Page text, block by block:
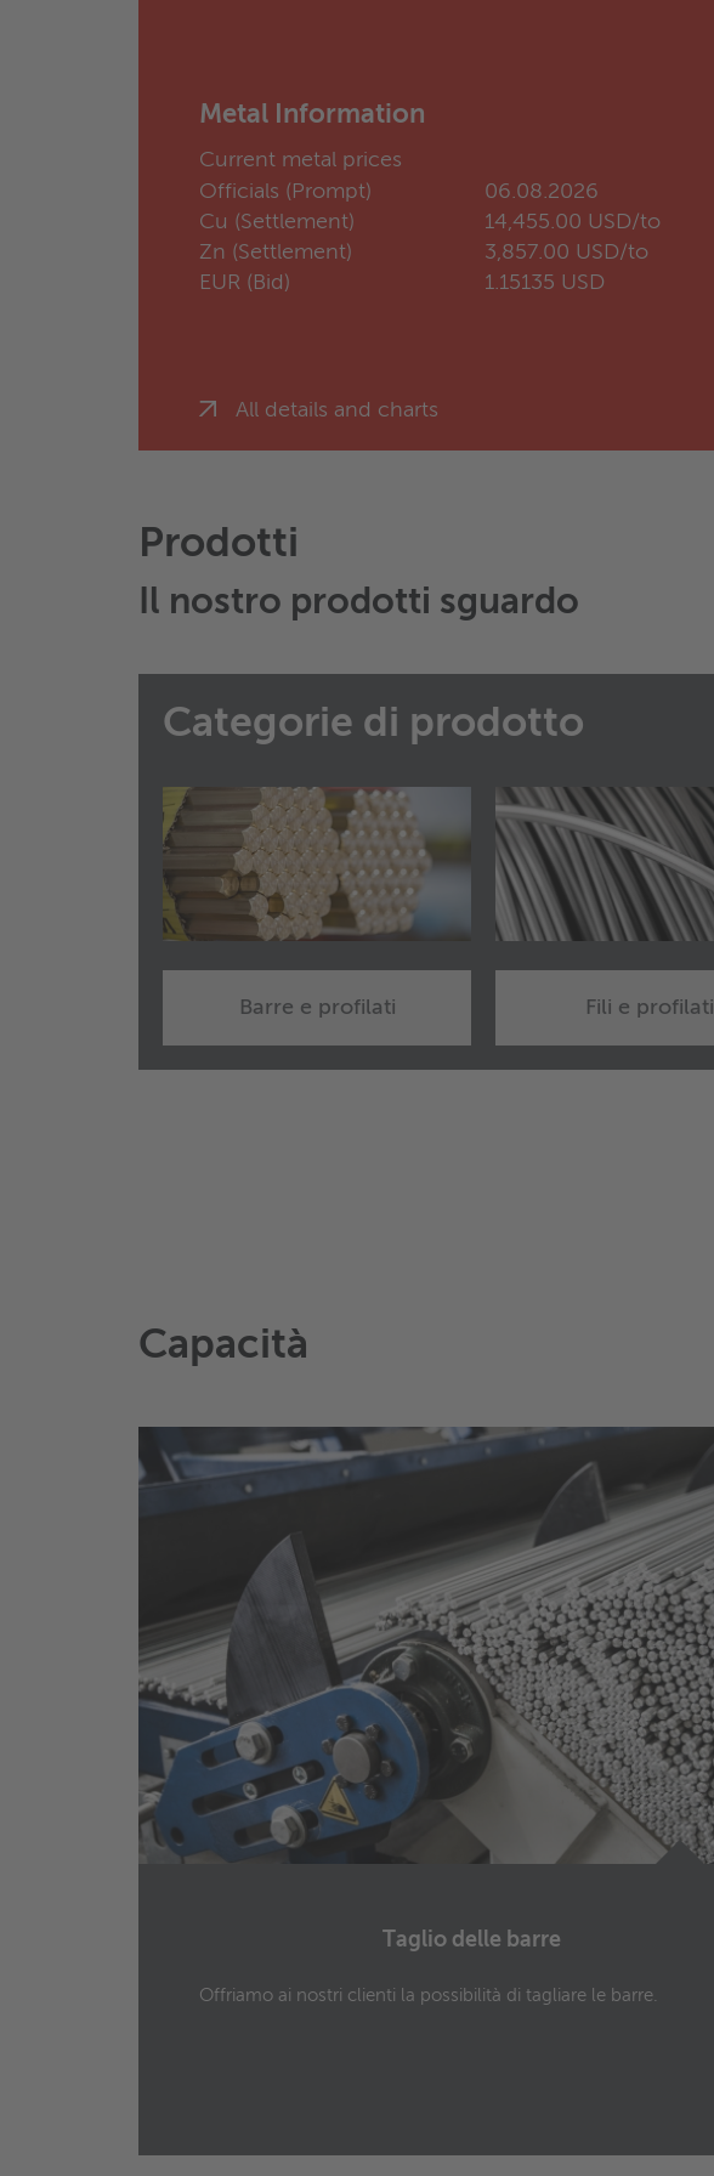
Metal Information
Current metal prices
Officials (Prompt)
06.08.2026
Cu (Settlement)
14,455.00 USD/to
Zn (Settlement)
3,857.00 USD/to
EUR (Bid)
1.15135 USD
All details and charts
Prodotti
Il nostro prodotti sguardo
Categorie di prodotto
Barre e profilati Fili e profilati
Capacità
Taglio delle barre
Offriamo ai nostri clienti la possibilità di tagliare le barre.